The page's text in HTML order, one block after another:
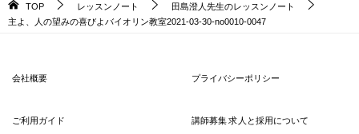
TOP レッスンノート
田島澄人先生のレッスンノート
主よ、人の望みの喜びよバイオリン教室2021-03-30-no0010-0047
会社概要 プライバシーポリシー
ご利用ガイド 講師募集 求人と採用について